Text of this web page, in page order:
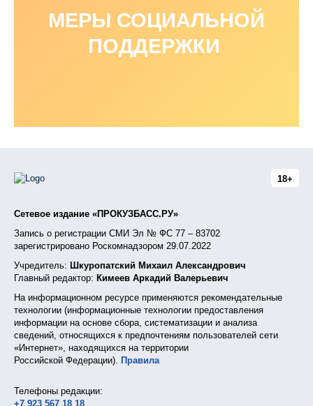
МЕРЫ СОЦИАЛЬНОЙ
ПОДДЕРЖКИ
18+
Сетевое издание «ПРОКУЗБАСС.РУ»
Запись о регистрации СМИ Эл № ФС 77 – 83702
зарегистрировано Роскомнадзором 29.07.2022
Учредитель: Шкуропатский Михаил Александрович
Главный редактор: Кимеев Аркадий Валерьевич
На информационном ресурсе применяются рекомендательные
технологии (информационные технологии предоставления
информации на основе сбора, систематизации и анализа
сведений, относящихся к предпочтениям пользователей сети
«Интернет», находящихся на территории
Российской Федерации). Правила
Телефоны редакции:
+7 923 567 18 18,